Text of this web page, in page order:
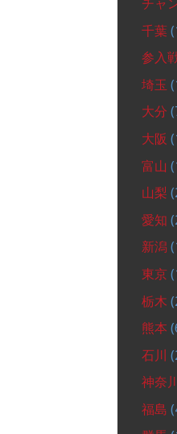
チャ
千葉
参入
埼玉
大分
大阪
富山
山梨
愛知
新潟
東京
栃木
熊本
石川
神奈川
福島